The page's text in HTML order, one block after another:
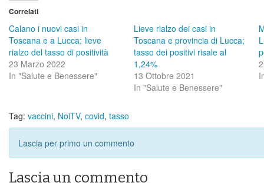
Correlati
Calano i nuovi casi in
Toscana e a Lucca; lieve
rialzo del tasso di positività
23 Marzo 2022
In "Salute e Benessere"
Lieve rialzo dei casi in
Toscana e provincia di Lucca;
tasso dei positivi risale al
1,24%
13 Ottobre 2021
In "Salute e Benessere"
Tag: vaccini, NoiTV, covid, tasso
Lascia per primo un commento
Lascia un commento